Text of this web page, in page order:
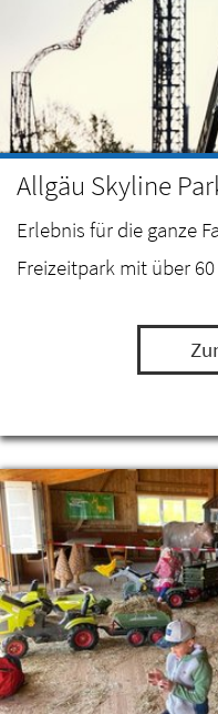
Allgäu Skyline
Erlebnis für die ganze
Freizeitpark mit über